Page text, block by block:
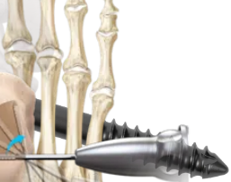
Pie y tobillo Cadera
Imagen y resección